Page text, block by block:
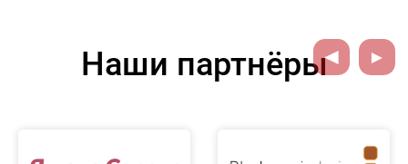
Наши партнёры